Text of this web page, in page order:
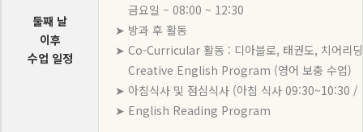
둘째 날
이후
수업 일정
금요일 – 08:00 ~ 12:30
➤ 방과 후 활동
➤ Co-Curricular 활동 : 디아블로, 태권도, 치어리
Creative English Program (영어 보충 수업)
➤ 아침식사 및 점심식사 (아침 식사 09:30~10:30
➤ English Reading Program